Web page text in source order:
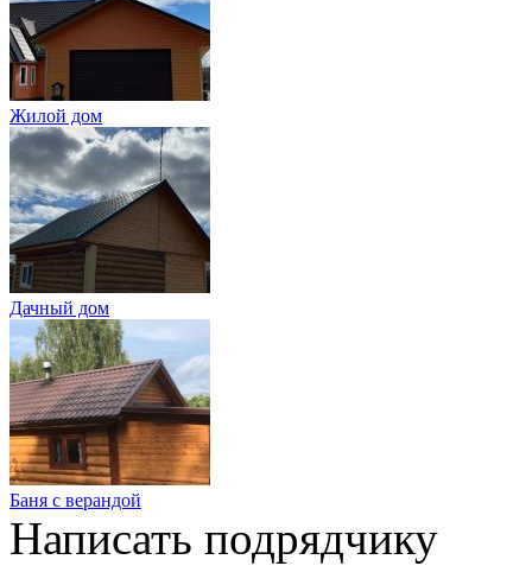
Жилой дом
Дачный дом
Баня с верандой
Написать подрядчику